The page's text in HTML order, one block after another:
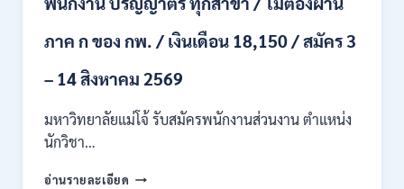
ก.ค.
19
2569
ภาค ก ของ กพ. / เงินเดือน 18,150 / สมัคร 3
– 14 สิงหาคม 2569
มหาวิทยาลัยแม่โจ้ รับสมัครพนักงานส่วนงาน ตำแหน่ง
นักวิชา…
อ่านรายละเอียด มหาวิทยาลัย